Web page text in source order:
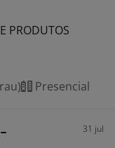
PRODUTOS
Presencial
31 jul